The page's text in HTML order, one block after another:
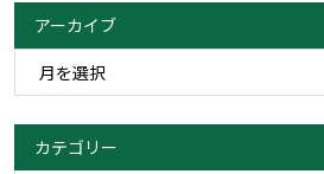
アーカイブ
カテゴリー